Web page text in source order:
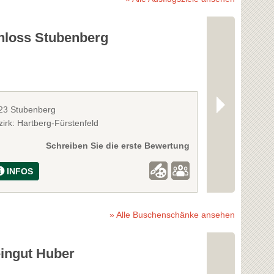
Stubenberg
Stubenberg
Hartberg-Fürstenfeld
Schreiben Sie die erste Bewertung
INFOS
8223
Bezirk:
INFOS
» Alle Buschenschänke ansehen
Huber Weingut